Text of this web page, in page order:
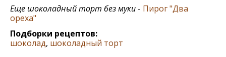
Еще шоколадный торт без муки - Пирог "Два
ореха"
Подборки рецептов:
шоколад, шоколадный торт